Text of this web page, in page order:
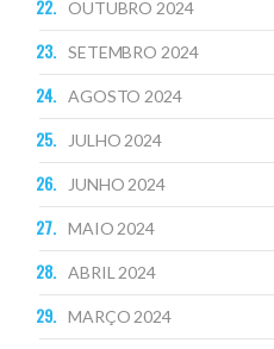
OUTUBRO 2024
SETEMBRO 2024
AGOSTO 2024
JULHO 2024
JUNHO 2024
MAIO 2024
ABRIL 2024
MARÇO 2024